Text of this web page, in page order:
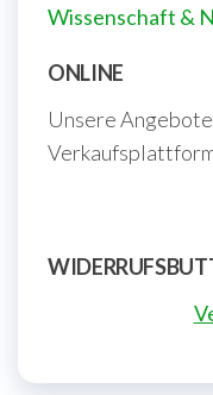
Wissenschaft &
ONLINE
Unsere